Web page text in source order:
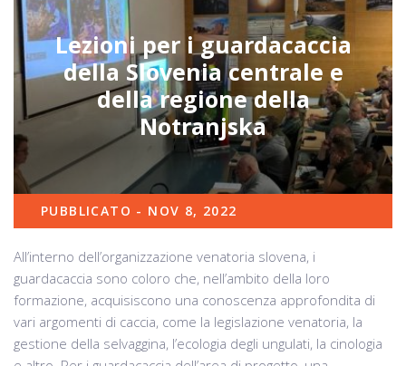
Lezioni per i guardacaccia
della Slovenia centrale e
della regione della
Notranjska
PUBBLICATO - NOV 8, 2022
All’interno dell’organizzazione venatoria slovena, i
guardacaccia sono coloro che, nell’ambito della loro
formazione, acquisiscono una conoscenza approfondita di
vari argomenti di caccia, come la legislazione venatoria, la
gestione della selvaggina, l’ecologia degli ungulati, la cinologia